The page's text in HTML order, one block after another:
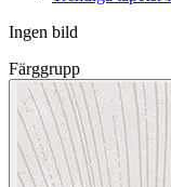
Ingen bild
Färggrupp